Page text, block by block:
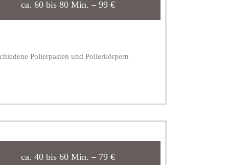
ca. 60 bis 80 Min. – 99 €
Polierpasten und Polierkörpern
ca. 40 bis 60 Min. – 79 €